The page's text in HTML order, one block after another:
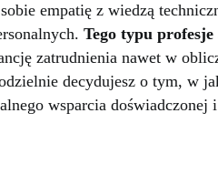
empatię z wiedzą
Tego typu
zatrudnienia nawet w
decydujesz o tym, w
wsparcia doświadczonej